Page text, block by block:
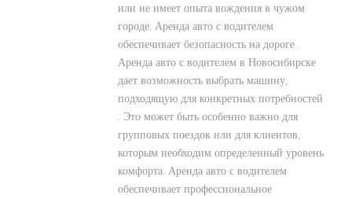
или не имеет опыта вождения в чужом
городе. Аренда авто с водителем
обеспечивает безопасность на дороге .
Аренда авто с водителем в Новосибирске
дает возможность выбрать машину,
подходящую для конкретных потребностей
. Это может быть особенно важно для
групповых поездок или для клиентов,
которым необходим определенный уровень
комфорта. Аренда авто с водителем
обеспечивает профессиональное